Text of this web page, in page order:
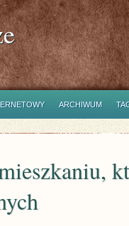
ARCHIWUM